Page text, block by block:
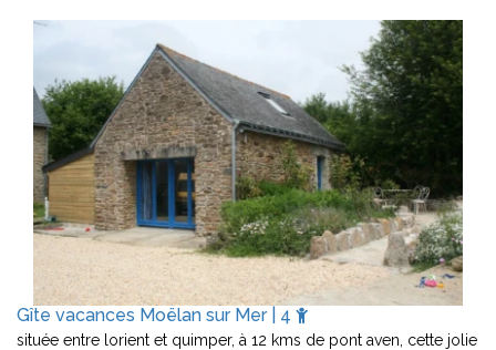
Gîte vacances Moëlan sur Mer | 4
située entre lorient et quimper, à 12 kms de pont aven, cette jolie